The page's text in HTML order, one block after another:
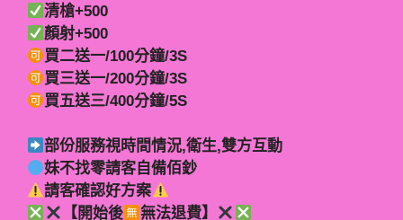
清槍+500
顏射+500
買二送一/100分鐘/3S
買三送一/200分鐘/3S
買五送三/400分鐘/5S
部份服務視時間情況,衛生,雙方互動
妹不找零請客自備佰鈔
請客確認好方案
【開始後
無法退費】